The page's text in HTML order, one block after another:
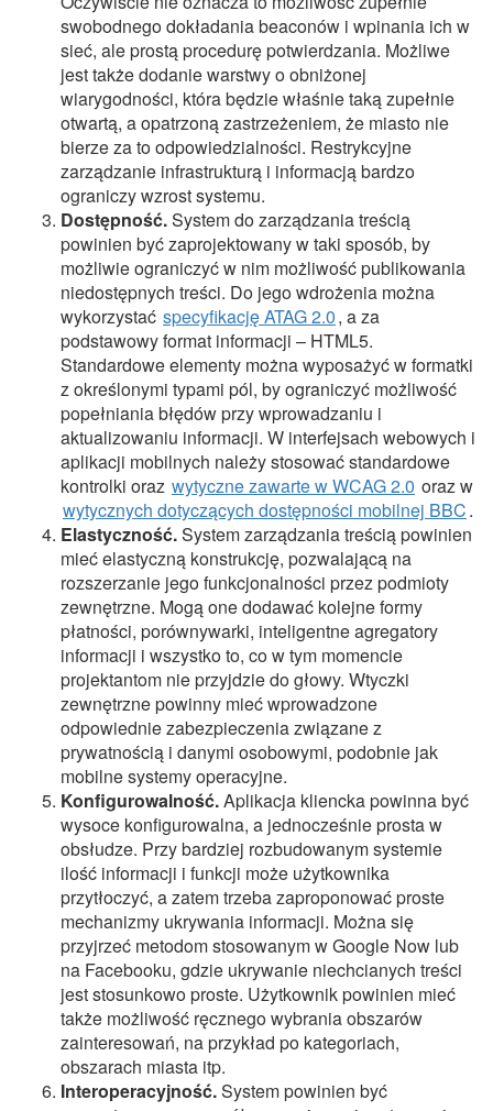
swobodnego dokładania beaconów i wpinania ich w
sieć, ale prostą procedurę potwierdzania. Możliwe
jest także dodanie warstwy o obniżonej
wiarygodności, która będzie właśnie taką zupełnie
otwartą, a opatrzoną zastrzeżeniem, że miasto nie
bierze za to odpowiedzialności. Restrykcyjne
zarządzanie infrastrukturą i informacją bardzo
ograniczy wzrost systemu.
Dostępność.System do zarządzania treścią
powinien być zaprojektowany w taki sposób, by
możliwie ograniczyć w nim możliwość publikowania
niedostępnych treści. Do jego wdrożenia można
wykorzystać specyfikację ATAG 2.0, a za
podstawowy format informacji – HTML5.
Standardowe elementy można wyposażyć w formatki
z określonymi typami pól, by ograniczyć możliwość
popełniania błędów przy wprowadzaniu i
aktualizowaniu informacji. W interfejsach webowych i
aplikacji mobilnych należy stosować standardowe
kontrolki oraz wytyczne zawarte w WCAG 2.0 oraz w
wytycznych dotyczących dostępności mobilnej BBC.
Elastyczność.System zarządzania treścią powinien
mieć elastyczną konstrukcję, pozwalającą na
rozszerzanie jego funkcjonalności przez podmioty
zewnętrzne. Mogą one dodawać kolejne formy
płatności, porównywarki, inteligentne agregatory
informacji i wszystko to, co w tym momencie
projektantom nie przyjdzie do głowy. Wtyczki
zewnętrzne powinny mieć wprowadzone
odpowiednie zabezpieczenia związane z
prywatnością i danymi osobowymi, podobnie jak
mobilne systemy operacyjne.
Konfigurowalność.Aplikacja kliencka powinna być
wysoce konfigurowalna, a jednocześnie prosta w
obsłudze. Przy bardziej rozbudowanym systemie
ilość informacji i funkcji może użytkownika
przytłoczyć, a zatem trzeba zaproponować proste
mechanizmy ukrywania informacji. Można się
przyjrzeć metodom stosowanym w Google Now lub
na Facebooku, gdzie ukrywanie niechcianych treści
jest stosunkowo proste. Użytkownik powinien mieć
także możliwość ręcznego wybrania obszarów
zainteresowań, na przykład po kategoriach,
obszarach miasta itp.
Interoperacyjność.System powinien być